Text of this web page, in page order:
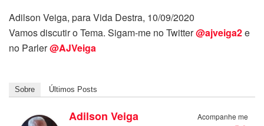
Adilson Veiga, para Vida Destra, 10/09/2020
Vamos discutir o Tema. Sigam-me no Twitter@ajveiga2e
no Parler@AJVeiga
Sobre Últimos Posts
Acompanhe me
Adilson Veiga